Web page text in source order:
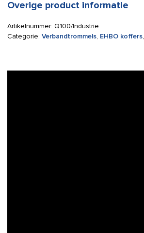
Overige product informatie
Artikelnummer: Q100/Industrie
Categorie: Verbandtrommels, EHBO koffers,